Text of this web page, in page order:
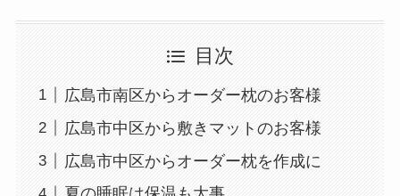
目次
広島市南区からオーダー枕のお客様
広島市中区から敷きマットのお客様
広島市中区からオーダー枕を作成に